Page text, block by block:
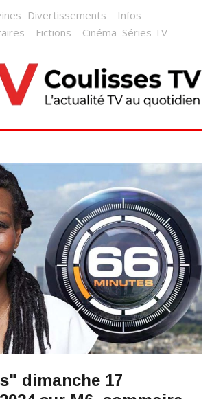
Divertissements
Infos
Fictions Cinéma Séries TV
dimanche 17